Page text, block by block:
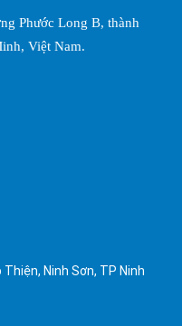
Phước Long B, thành
Việt Nam.
Ninh Sơn, TP Ninh